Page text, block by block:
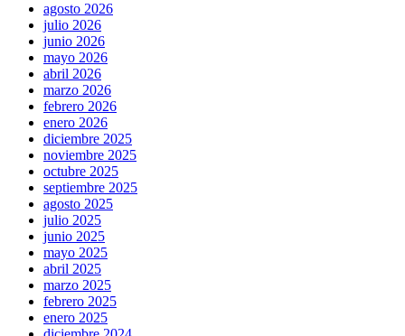
agosto 2026
julio 2026
junio 2026
mayo 2026
abril 2026
marzo 2026
febrero 2026
enero 2026
diciembre 2025
noviembre 2025
octubre 2025
septiembre 2025
agosto 2025
julio 2025
junio 2025
mayo 2025
abril 2025
marzo 2025
febrero 2025
enero 2025